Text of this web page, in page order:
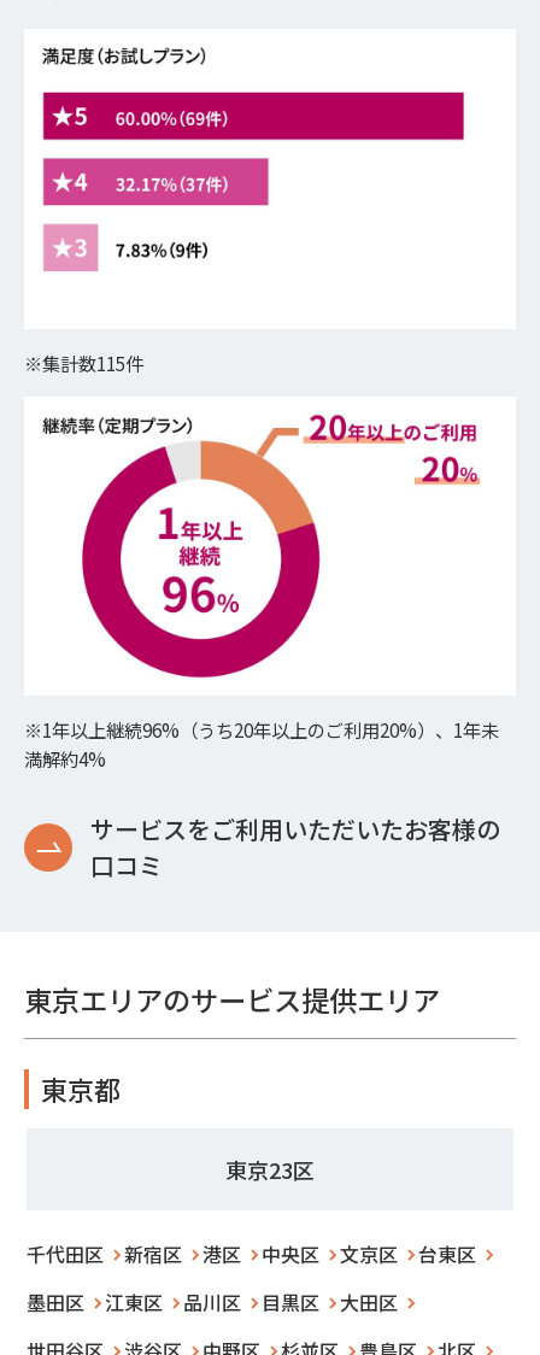
※集計数115件
※1年以上継続96%（うち20年以上のご利用20%）、1年未
満解約4%
サービスをご利用いただいたお客様の
口コミ
東京エリアのサービス提供エリア
東京都
東京23区
千代田区 新宿区 港区 中央区 文京区
台東区
墨田区
江東区 品川区 目黒区
大田区